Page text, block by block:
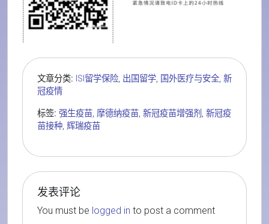
文章分类: ISI留学保险, 出国留学, 国外医疗与安全, 新
冠疫情
标签: 强生疫苗, 摩德纳疫苗, 新冠疫苗增强剂 , 新冠疫
苗接种, 辉瑞疫苗
发表评论
You must be logged in to post a comment